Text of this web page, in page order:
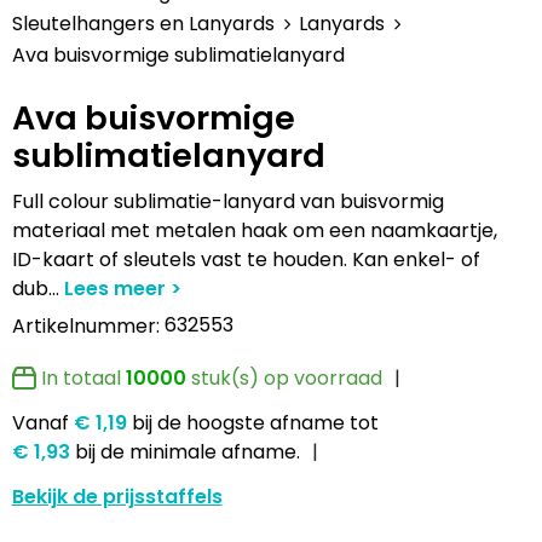
Lampen en Gereedschap
Paraplu's
Persoonlijke verzorging
Reisbenodigdheden
Sleutelhangers en Lanyards
Snoepgoed
Spellen voor binnen en buiten
Sport
Draagtassen
Fietstassen
Golftassen
Heuptassen
Jute tassen
Katoenen draagtassen
Kledingtassen
Koeltassen en Koelboxen
Multifunctionele pennen
Kinderschrijfwaren
Pennen in unieke vormen
Gadgetpennen
Hemden bedrukken
Kledingaccessoires
Ondergoed, Sokken en Nachtkleding
Petten, Hoeden en Mutsen
Peuters en Baby's
Polo's bedrukken
Regenkleding
Schoenen
USB Stekkers
Selfie sticks
Powerbanks
Telefoonstandaards en accessoires
Computer- en Laptopaccessoires
Zonne energie opladers
Tabletstandaards en accessoires
Speakers en Speakeraccessoires
Pennen etui's
Portemonnees
Post, Pen en Geschenkverpakkingen
Stickers
Visitekaart- en Pashouders
Whiteboards en flipcharts
Hoteltextiel
Kledingaccessoires
Ondergoed en Sokken
Overalls
Overhemden
Polo's
Reflecterende polo's
Reflecterende vesten
Clique
Elevate
James Harvest
Journalbooks
Mepal
Moleskine
Motorola
MyKit
Sleutelhangers en Lanyards
Lanyards
Ava buisvormige sublimatielanyard
Ava buisvormige
sublimatielanyard
Full colour sublimatie-lanyard van buisvormig
materiaal met metalen haak om een naamkaartje,
ID-kaart of sleutels vast te houden. Kan enkel- of
dub...
Artikelnummer: 632553
In totaal10000 stuk(s) op voorraad
Vanaf € 1,19 bij de hoogste afnametot
€ 1,93 bij de minimale afname.
Bekijk de prijsstaffels